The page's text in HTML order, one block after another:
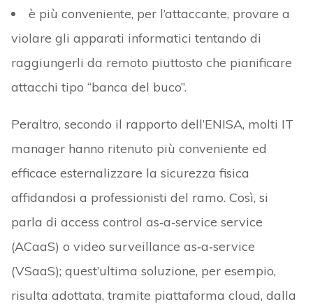
è più conveniente, per l’attaccante, provare a
violare gli apparati informatici tentando di
raggiungerli da remoto piuttosto che pianificare
attacchi tipo “banca del buco”.
Peraltro, secondo il rapporto dell’ENISA, molti IT
manager hanno ritenuto più conveniente ed
efficace esternalizzare la sicurezza fisica
affidandosi a professionisti del ramo. Così, si
parla di access control as‑a‑service service
(ACaaS) o video surveillance as‑a‑service
(VSaaS); quest’ultima soluzione, per esempio,
risulta adottata, tramite piattaforma cloud, dalla